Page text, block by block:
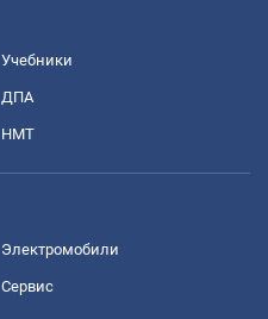
Учебники
ДПА
НМТ
Электромобили
Сервис